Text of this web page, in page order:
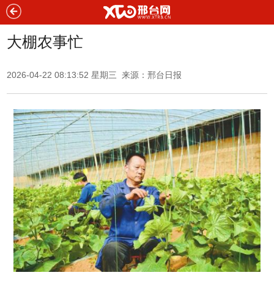
大棚农事忙
2026-04-22 08:13:52 星期三 来源：邢台日报